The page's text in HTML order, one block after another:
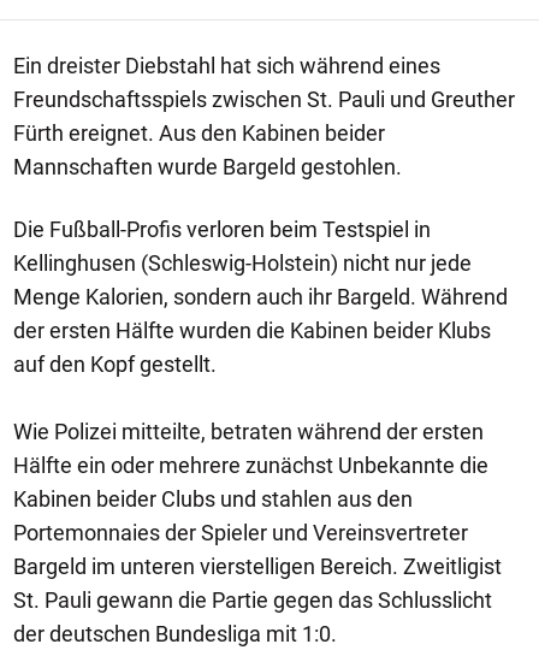
Ein dreister Diebstahl hat sich während eines
Freundschaftsspiels zwischen St. Pauli und Greuther
Fürth ereignet. Aus den Kabinen beider
Mannschaften wurde Bargeld gestohlen.
Die Fußball-Profis verloren beim Testspiel in
Kellinghusen (Schleswig-Holstein) nicht nur jede
Menge Kalorien, sondern auch ihr Bargeld. Während
der ersten Hälfte wurden die Kabinen beider Klubs
auf den Kopf gestellt.
Wie Polizei mitteilte, betraten während der ersten
Hälfte ein oder mehrere zunächst Unbekannte die
Kabinen beider Clubs und stahlen aus den
Portemonnaies der Spieler und Vereinsvertreter
Bargeld im unteren vierstelligen Bereich. Zweitligist
St. Pauli gewann die Partie gegen das Schlusslicht
der deutschen Bundesliga mit 1:0.